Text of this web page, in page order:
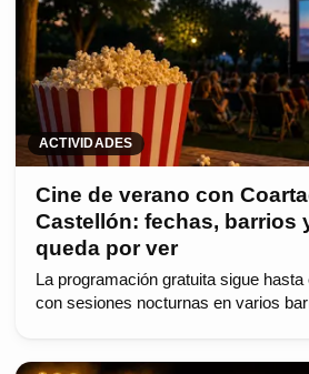
ACTIVIDADES
Cine de verano con
Castellón: fechas, barrios
queda por ver
La programación gratuita sigue
con sesiones nocturnas en varios